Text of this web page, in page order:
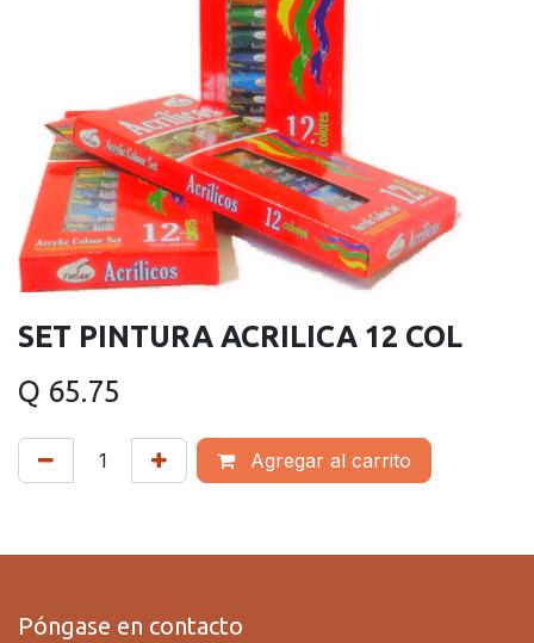
SET PINTURA ACRILICA 12 COL
Q 65.75
Agregar al carrito
Póngase en contacto